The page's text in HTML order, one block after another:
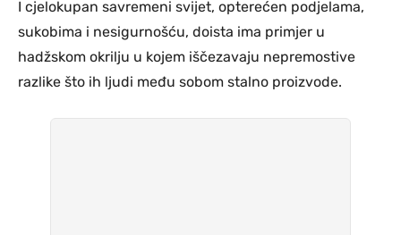
I cjelokupan savremeni svijet, opterećen podjelama,
sukobima i nesigurnošću, doista ima primjer u
hadžskom okrilju u kojem iščezavaju nepremostive
razlike što ih ljudi među sobom stalno proizvode.